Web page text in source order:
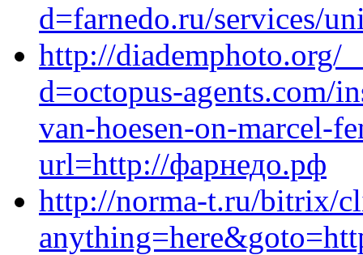
d=farnedo.ru/services/
http://diademphoto.org/
d=octopus-agents.com/
van-hoesen-on-marcel-
url=http://фарнедо.рф
http://norma-t.ru/bitrix/